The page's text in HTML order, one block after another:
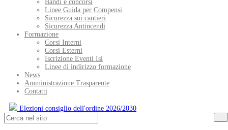
Bandi e concorsi
Linee Guida per Compensi
Sicurezza sui cantieri
Sicurezza Antincendi
Formazione
Corsi Interni
Corsi Esterni
Iscrizione Eventi Isi
Linee di indirizzo formazione
News
Amministrazione Trasparente
Contatti
Elezioni consiglio dell'ordine 2026/2030